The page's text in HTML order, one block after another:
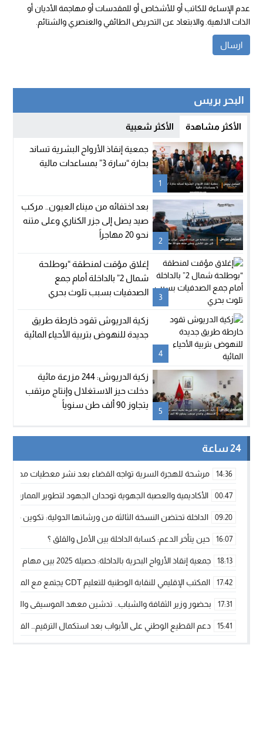
عدم الإساءة للكاتب أو للأشخاص أو للمقدسات أو مهاجمة الأديان أو
الذات الالهية. والابتعاد عن التحريض الطائفي والعنصري والشتائم.
البحر بريس
الأكثر مشاهدة الأكثر شعبية
1
جمعية إنقاذ الأرواح البشرية تساند
بحارة “سارة 3” بمساعدات مالية
2
بعد اختفائه من ميناء العيون.. مركب
صيد يصل إلى جزر الكناري وعلى متنه
نحو 20 مهاجراً
3
إغلاق مؤقت لمنطقة “بوطلحة
شمال 2” بالداخلة أمام جمع
الصدفيات بسبب تلوث بحري
4
زكية الدريوش تقود خارطة طريق
جديدة للنهوض بتربية الأحياء المائية
5
زكية الدريوش: 244 مزرعة مائية
دخلت حيز الاستغلال وإنتاج مرتقب
يتجاوز 90 ألف طن سنوياً
24 ساعة
14:36 مرشحة للهجرة السرية تواجه القضاء بعد نشر معطيات مضللة
00:47 الأكاديمية والعصبة الجهوية توحدان الجهود لتطوير الممارسة
09:20 الداخلة تحتضن النسخة الثالثة من ورشاتها الدولية: تكوين
16:07 حين يتأخر الدعم: كسابة الداخلة بين الأمل والقلق ؟
18:13 جمعية إنقاذ الأرواح البحرية بالداخلة: حصيلة 2025 بين مهام الإنقاذ ومشروع “دار البحار”
17:42 المكتب الإقليمي للنقابة الوطنية للتعليم CDT يجتمع مع المدير الإقليمي لمناقشة ملفات جوهرية لنساء ورجال التعليم
17:31 بحضور وزير الثقافة والشباب.. تدشين معهد الموسيقى والفنون
15:41 دعم القطيع الوطني على الأبواب بعد استكمال الترقيم…